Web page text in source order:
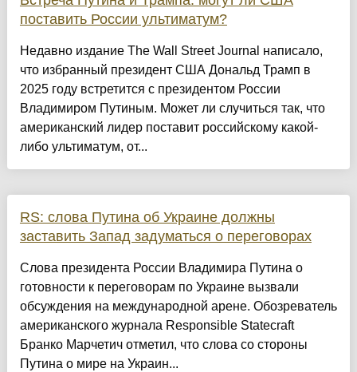
поставить России ультиматум?
Недавно издание The Wall Street Journal написало,
что избранный президент США Дональд Трамп в
2025 году встретится с президентом России
Владимиром Путиным. Может ли случиться так, что
американский лидер поставит российскому какой-
либо ультиматум, от...
RS: слова Путина об Украине должны
заставить Запад задуматься о переговорах
Слова президента России Владимира Путина о
готовности к переговорам по Украине вызвали
обсуждения на международной арене. Обозреватель
американского журнала Responsible Statecraft
Бранко Марчетич отметил, что слова со стороны
Путина о мире на Украин...